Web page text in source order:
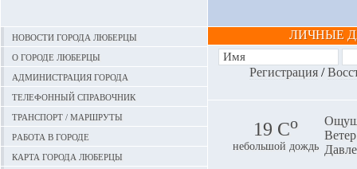
Новости города Люберцы
О городе Люберцы
Администрация города
Телефонный справочник
Транспорт / маршруты
Работа в городе
Карта города Люберцы
ЛИЧНЫЕ
Регистрация/
19 Сo
небольшой дождь